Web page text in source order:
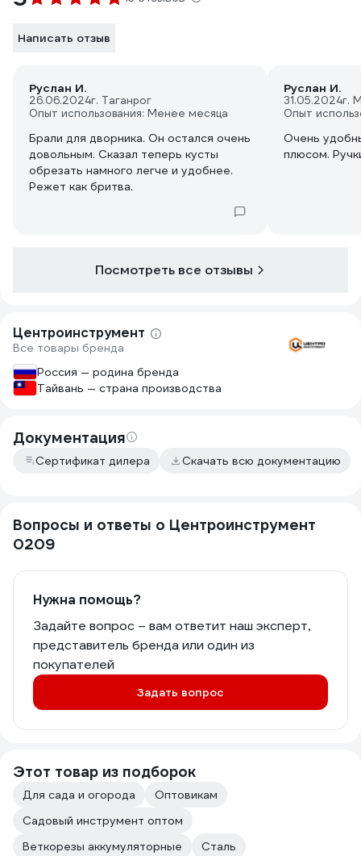
Написать отзыв
Руслан И.
26.06.2024г. Таганрог
Опыт использования: Менее месяца
Брали для дворника. Он остался очень
довольным. Сказал теперь кусты
обрезать намного легче и удобнее.
Режет как бритва.
Руслан И.
31.05.2024г.
Опыт
Очень
плюсом.
Посмотреть все отзывы
Центроинструмент
Все товары бренда
Россия — родина бренда
Тайвань — страна производства
Документация
Сертификат дилера Скачать всю документацию
Вопросы и ответы о Центроинструмент
0209
Нужна помощь?
Задайте вопрос – вам ответит наш эксперт,
представитель бренда или один из
покупателей
Задать вопрос
Этот товар из подборок
Для сада и огорода
Оптовикам
Садовый инструмент оптом
Веткорезы аккумуляторные
Сталь